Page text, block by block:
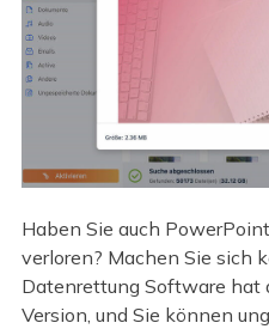
Haben Sie auch
verloren? Machen Sie sich
Datenrettung Software hat
Version, und Sie können